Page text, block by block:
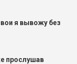
я вывожу без
прослушав